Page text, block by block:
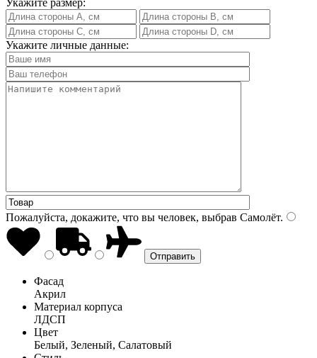
Укажите личные данные:
Пожалуйста, докажите, что вы человек, выбрав Самолёт.
Фасад
Акрил
Материал корпуса
ЛДСП
Цвет
Белый, Зеленый, Салатовый